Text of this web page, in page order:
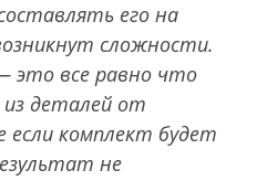
его на
сложности.
это все равно что
деталей от
если комплект будет
не